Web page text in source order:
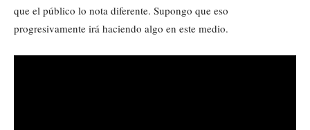
que el público lo nota diferente. Supongo que eso
progresivamente irá haciendo algo en este medio.